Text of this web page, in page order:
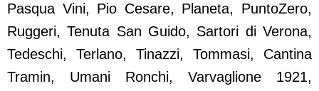
Pasqua Vini, Pio Cesare, Planeta, PuntoZero,
Ruggeri, Tenuta San Guido, Sartori di Verona,
Tedeschi, Terlano, Tinazzi, Tommasi, Cantina
Tramin, Umani Ronchi, Varvaglione 1921,